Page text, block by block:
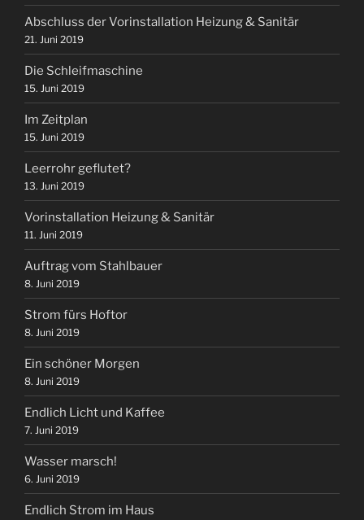
Abschluss der Vorinstallation Heizung & Sanitär
21. Juni 2019
Die Schleifmaschine
15. Juni 2019
Im Zeitplan
15. Juni 2019
Leerrohr geflutet?
13. Juni 2019
Vorinstallation Heizung & Sanitär
11. Juni 2019
Auftrag vom Stahlbauer
8. Juni 2019
Strom fürs Hoftor
8. Juni 2019
Ein schöner Morgen
8. Juni 2019
Endlich Licht und Kaffee
7. Juni 2019
Wasser marsch!
6. Juni 2019
Endlich Strom im Haus